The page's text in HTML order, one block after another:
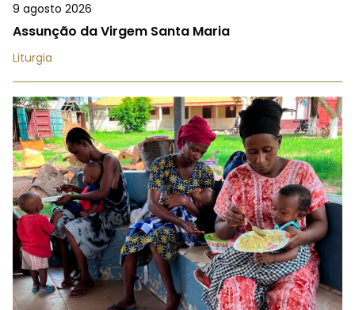
9 agosto 2026
Assunção da Virgem Santa Maria
Liturgia